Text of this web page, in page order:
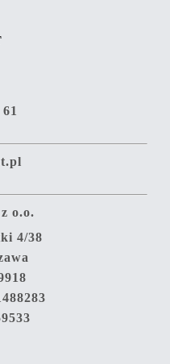
o.o.
4/38